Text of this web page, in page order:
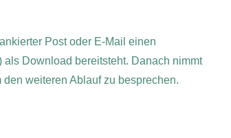
Post oder E-Mail einen
Download bereitsteht. Danach nimmt
weiteren Ablauf zu besprechen.